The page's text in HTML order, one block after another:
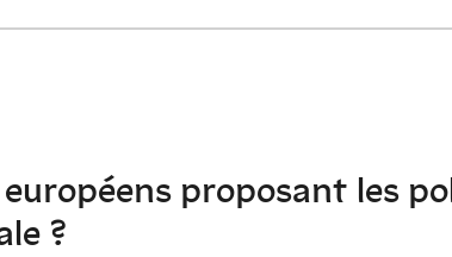
proposant les
?